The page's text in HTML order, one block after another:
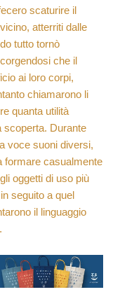
scaturire il
atterriti dalle
tutto tornò
che il
ai loro corpi,
chiamarono li
quanta utilità
scoperta. Durante
voce suoni diversi,
formare casualmente
oggetti di uso più
seguito a quel
il linguaggio